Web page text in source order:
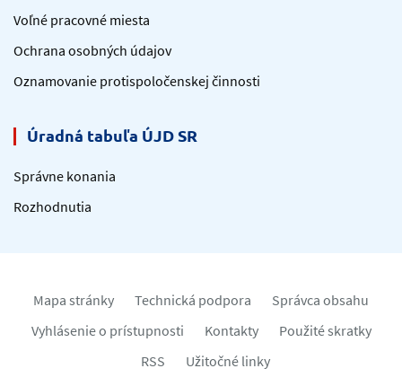
Voľné pracovné miesta
Ochrana osobných údajov
Oznamovanie protispoločenskej činnosti
Úradná tabuľa ÚJD SR
Správne konania
Rozhodnutia
Mapa stránky Technická podpora
Správca obsahu
Vyhlásenie o prístupnosti
Kontakty
Použité skratky
RSS
Užitočné linky